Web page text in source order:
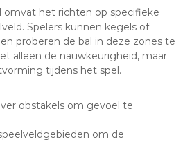
omvat het richten op specifieke
Spelers kunnen kegels of
proberen de bal in deze zones te
alleen de nauwkeurigheid, maar
tijdens het spel.
obstakels om gevoel te
om de